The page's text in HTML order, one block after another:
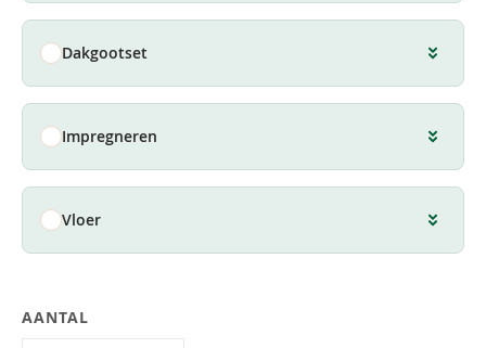
Dakgootset
Impregneren
Vloer
AANTAL